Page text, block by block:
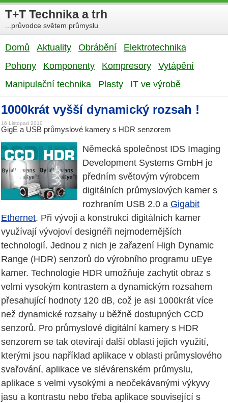
T+T Technika a trh
...průvodce světem průmyslu
Domů Aktuality Obrábění
Elektrotechnika
Pohony
Komponenty Kompresory
Vytápění
Manipulační technika
Plasty IT ve výrobě
1000krát vyšší dynamický rozsah !
16 Listopad 2010
GigE a USB průmyslové kamery s HDR senzorem
Německá společnost IDS Imaging
Development Systems GmbH je
předním světovým výrobcem
digitálních průmyslových kamer s
rozhraním USB 2.0 a Gigabit
Ethernet. Při vývoji a konstrukci digitálních kamer
využívají vývojoví designéři nejmodernějších
technologií. Jednou z nich je zařazení High Dynamic
Range (HDR) senzorů do výrobního programu uEye
kamer. Technologie HDR umožňuje zachytit obraz s
velmi vysokým kontrastem a dynamickým rozsahem
přesahující hodnoty 120 dB, což je asi 1000krát více
než dynamické rozsahy u běžně dostupných CCD
senzorů. Pro průmyslové digitální kamery s HDR
senzorem se tak otevírají další oblasti jejich využití,
kterými jsou například aplikace v oblasti průmyslového
svařování, aplikace ve slévárenském průmyslu,
aplikace s velmi vysokými a neočekávanými výkyvy
jasu a kontrastu nebo třeba aplikace související s